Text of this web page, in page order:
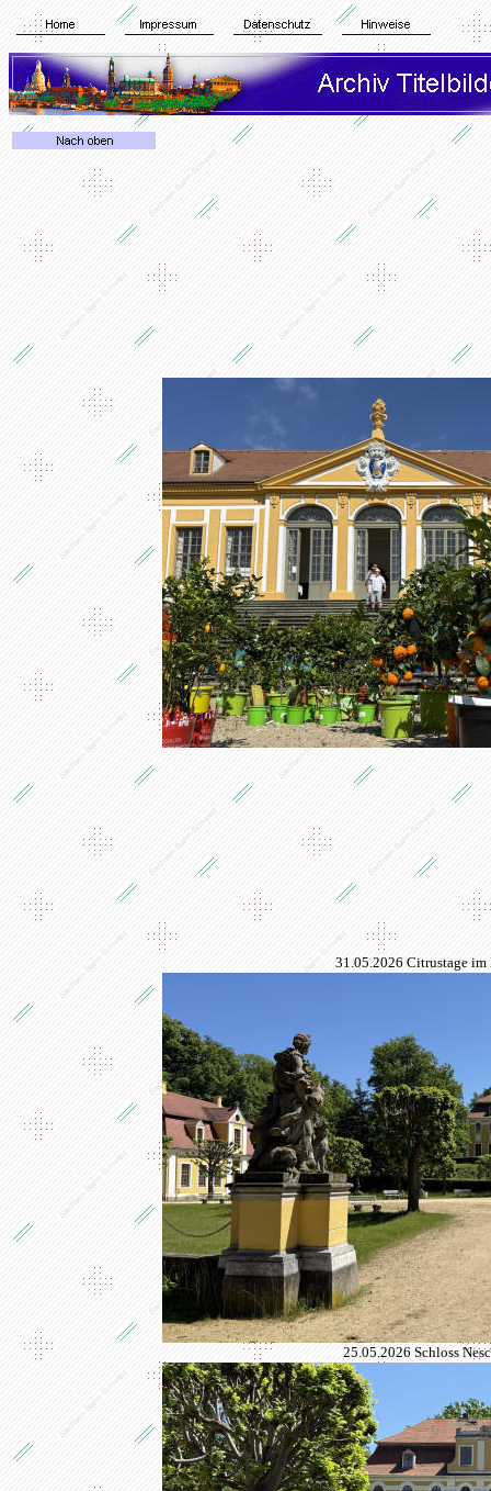
31.05.2026 Citrustage
25.05.2026 Schloss